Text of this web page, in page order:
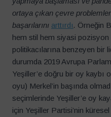
ortaya çıkan çevre
başarılarını arttırdı. Örneğin
hem stil hem siyasi pozisyon
politikacılarına benzeyen bir
durumda 2019 Avrupa
Yeşiller’e doğru bir oy kaybı
oyu) Merkel’in başında
seçimlerinde Yeşiller’e oy
için Yeşiller Partisi’nin